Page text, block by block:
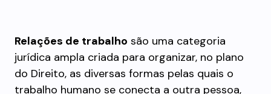
Relações de trabalho são uma categoria
jurídica ampla criada para organizar, no plano
do Direito, as diversas formas pelas quais o
trabalho humano se conecta a outra pessoa,